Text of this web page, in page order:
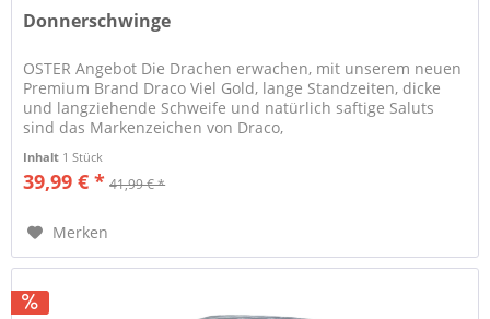
Donnerschwinge
OSTER Angebot Die Drachen erwachen, mit unserem neuen
Premium Brand Draco Viel Gold, lange Standzeiten, dicke
und langziehende Schweife und natürlich saftige Saluts
sind das Markenzeichen von Draco,
Inhalt 1 Stück
39,99 € * 41,99 € *
Merken